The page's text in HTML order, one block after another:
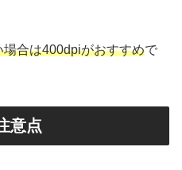
場合は400dpiがおすすめで
意点